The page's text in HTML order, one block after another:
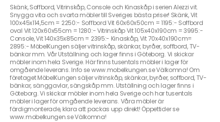
Skänk, Soffbord, Vitrinskåp, Console och Kinaskåp i serien Alezzi vit.
Snygga vita och svarta möbler till Sveriges bästa priser! Skänk, Vit
100x45x114,5cm = 2250:- Soffbord Vit 60x60x50cm = 1195:- Soffbord
oval Vit 120x60x55cm = 1280:- Vitrinskåp Vit 105x40x190cm = 3995:-
Console, Vit 140x35x85cm = 2395:- Kinaskåp, Vit 70x40x190cm=
2895:- MöbelKungen säljer vitrinskåp, skänkar, byråer, soffbord, TV-
bänkar mm. Vår Utställning och lager finns i Göteborg. Vi skickar
möbler inom hela Sverige. Här finns tusentals möbler i lager för
omgående leverans. Info se www.mobelkungen.se Välkomna! Om
företaget MöbelKungen säljer vitrinskåp, skänkar, byråer, soffbord, TV-
bänkar, sänggavlar, sängskåp mm. Utställning och lager finns i
Göteborg. Vi skickar möbler inom hela Sverige och har tusentals
möbler i lager för omgående leverans. Våra möbler är
färdigmonterade, klara att packas upp direkt! Öppettider se
www.mobelkungen.se Välkomna!